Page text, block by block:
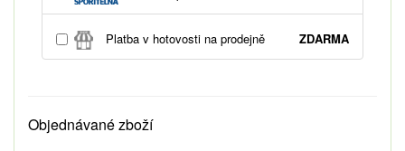
Platba v hotovosti na prodejně ZDARMA
Objednávané zboží